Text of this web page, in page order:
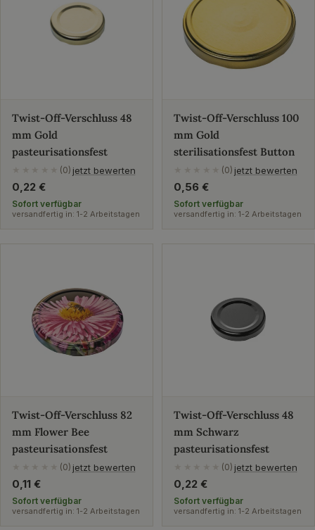
Twist-Off-Verschluss 48
mm Gold
pasteurisationsfest
(0) jetzt bewerten
Regulärer
Preis
0,22 €
Sofort verfügbar
versandfertig in: 1-2 Arbeitstagen
Twist-Off-Verschluss 100
mm Gold
sterilisationsfest Button
(0) jetzt bewerten
Regulärer
Preis
0,56 €
Sofort verfügbar
versandfertig in: 1-2 Arbeitstagen
Twist-Off-Verschluss 82
mm Flower Bee
pasteurisationsfest
(0) jetzt bewerten
Regulärer
Preis
0,11 €
Sofort verfügbar
versandfertig in: 1-2 Arbeitstagen
Twist-Off-Verschluss 48
mm Schwarz
pasteurisationsfest
(0) jetzt bewerten
Regulärer
Preis
0,22 €
Sofort verfügbar
versandfertig in: 1-2 Arbeitstagen